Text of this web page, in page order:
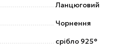
Ланцюговий
Чорнення
срібло 925°